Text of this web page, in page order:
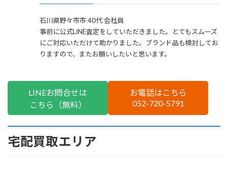
石川県野々市市 40代 会社員
事前に公式LINE査定をしていただきました。とてもスムーズ
にご対応いただけて助かりました。ブランド品も検討してお
りますので、またお願いしたいと思います。
LINEお問合せは
こちら（無料）
お電話はこちら
052-720-5791
宅配買取エリア